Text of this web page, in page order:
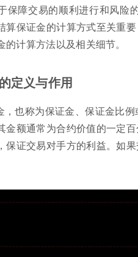
保障交易的顺利进行和风险
算保证金的计算方式至关重
计算方法以及相关细节。
定义与作用
，也称为保证金、保证金比
金额通常为合约价值的一定
保证交易对手方的利益。如